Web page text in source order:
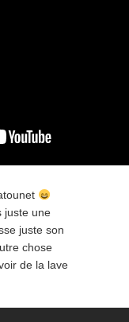
juste une
juste son
chose
de la lave